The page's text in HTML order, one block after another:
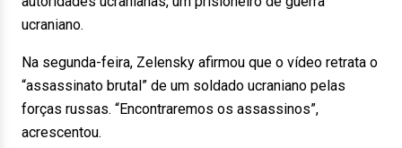
ucraniano.
Na segunda-feira, Zelensky afirmou que o vídeo retrata o
“assassinato brutal” de um soldado ucraniano pelas
forças russas. “Encontraremos os assassinos”,
acrescentou.